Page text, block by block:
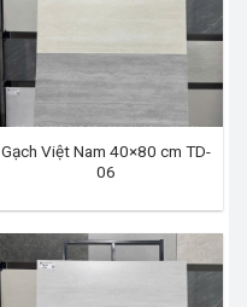
Gạch Việt Nam 40×80 cm TD-
06